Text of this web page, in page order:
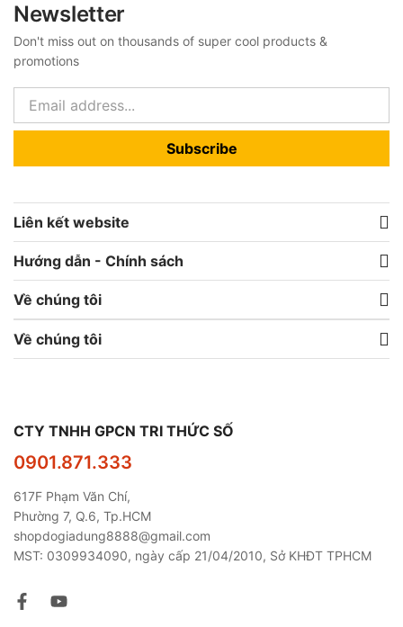
Newsletter
Don't miss out on thousands of super cool products &
promotions
Subscribe
Liên kết website
Hướng dẫn - Chính sách
Về chúng tôi
Về chúng tôi
CTY TNHH GPCN TRI THỨC SỐ
0901.871.333
617F Phạm Văn Chí,
Phường 7, Q.6, Tp.HCM
shopdogiadung8888@gmail.com
MST: 0309934090, ngày cấp 21/04/2010, Sở KHĐT TPHCM